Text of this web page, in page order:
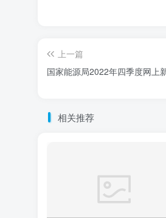
上一篇
国家能源局2022年四季度网上
相关推荐